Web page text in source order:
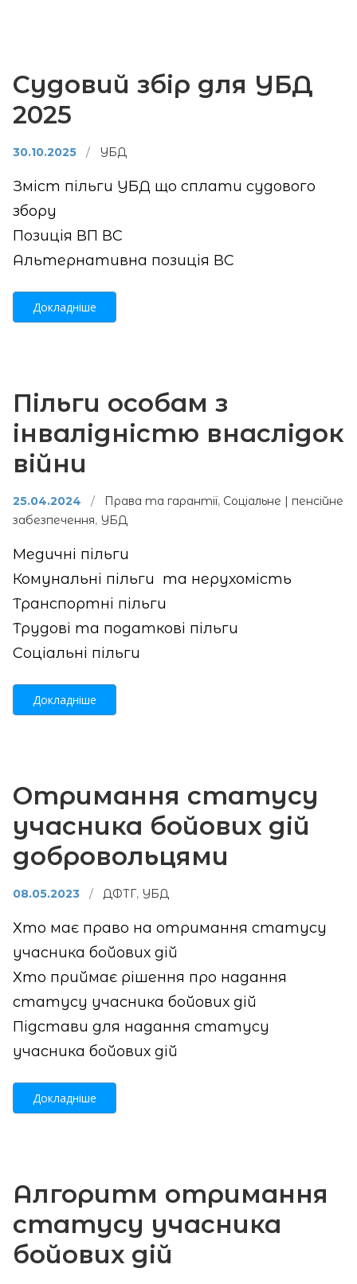
Судовий збір для УБД
2025
30.10.2025 / УБД
Зміст пільги УБД що сплати судового
збору
Позиція ВП ВС
Альтернативна позиція ВС
Докладніше
Пільги особам з
інвалідністю внаслідок
війни
25.04.2024 / Права та гарантії, Соціальне | пенсійне
забезпечення, УБД
Медичні пільги
Комунальні пільги та нерухомість
Транспортні пільги
Трудові та податкові пільги
Соціальні пільги
Докладніше
Отримання статусу
учасника бойових дій
добровольцями
08.05.2023 / ДФТГ, УБД
Хто має право на отримання статусу
учасника бойових дій
Хто приймає рішення про надання
статусу учасника бойових дій
Підстави для надання статусу
учасника бойових дій
Докладніше
Алгоритм отримання
статусу учасника
бойових дій